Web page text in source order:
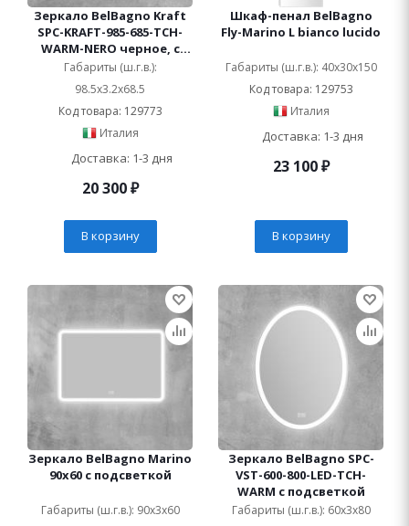
Зеркало BelBagno Kraft
SPC-KRAFT-985-685-TCH-
WARM-NERO черное, с
подсветкой и
подогревом
Габариты (ш.г.в.):
98.5x3.2x68.5
Код товара: 129773
Италия
Доставка: 1-3 дня
20 300₽
В корзину
Шкаф-пенал BelBagno
Fly-Marino L bianco lucido
Габариты (ш.г.в.): 40x30x150
Код товара: 129753
Италия
Доставка: 1-3 дня
23 100₽
В корзину
Зеркало BelBagno Marino
90х60 с подсветкой
Габариты (ш.г.в.): 90x3x60
Зеркало BelBagno SPC-
VST-600-800-LED-TCH-
WARM с подсветкой
Габариты (ш.г.в.): 60x3x80